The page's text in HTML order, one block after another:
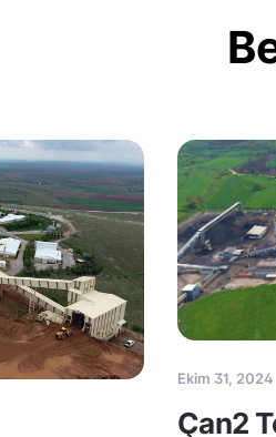
Ekim 31, 2024
Çan2